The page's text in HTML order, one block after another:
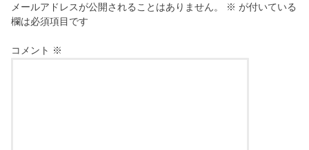
メールアドレスが公開されることはありません。 ※ が付いている
欄は必須項目です
コメント ※